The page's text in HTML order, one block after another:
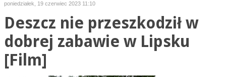
poniedziałek, 19 czerwiec 2023 11:10
Deszcz nie przeszkodził w
dobrej zabawie w Lipsku
[Film]